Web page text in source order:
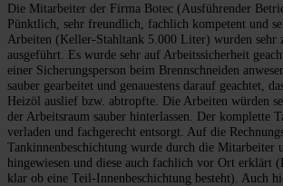
Die Mitarbeiter der Firma Botec (Ausführender
Pünktlich, sehr freundlich, fachlich kompetent und
Arbeiten (Keller-Stahltank 5.000 Liter) wurden sehr
ausgeführt. Es wurde sehr auf Arbeitssicherheit
einer Sicherungsperson beim Brennschneiden
sauber gearbeitet und genauestens darauf geachtet,
Heizöl auslief bzw. abtropfte. Die Arbeiten würden
der Arbeitsraum sauber hinterlassen. Der komplette
verladen und fachgerecht entsorgt. Auf die
Tankinnenbeschichtung wurde durch die Mitarbeiter
hingewiesen und diese auch fachlich vor Ort erklärt
klar ob eine Teil-Innenbeschichtung besteht). Auch